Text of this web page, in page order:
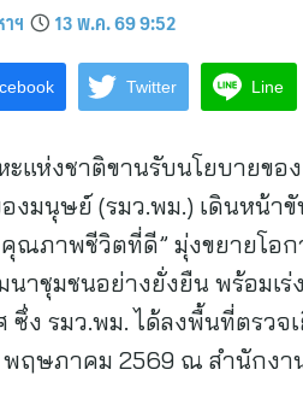
ฯ 13 พ.ค. 69 9:52
Twitter Line
ะแห่งชาติขานรับนโยบายข
งมนุษย์ (รมว.พม.) เดินหน้าขั
คุณภาพชีวิตที่ดี” มุ่งขยายโอ
าชุมชนอย่างยั่งยืน พร้อมเ
ซึ่ง รมว.พม. ได้ลงพื้นที่ตรว
พฤษภาคม 2569 ณ สำนักงา